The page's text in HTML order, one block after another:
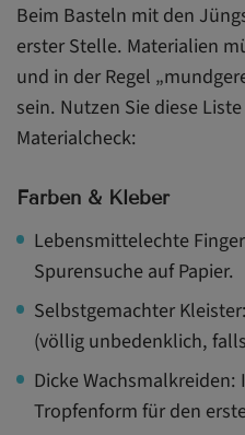
Beim Basteln mit den
erster Stelle. Materialien
und in der Regel
sein. Nutzen Sie diese
Materialcheck:
Farben & Kleber
Lebensmittelechte
Spurensuche auf Papier.
Selbstgemachter
(völlig unbedenklich,
Dicke
Tropfenform für den